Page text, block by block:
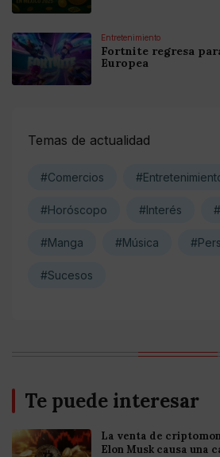
Entretenimiento
Fortnite regresa
Europea
Temas de actualidad
#Comercios
#Horóscopo #Interés
#Manga #Música
#Sucesos
Te puede interesar
La venta de
Elon Musk causa una